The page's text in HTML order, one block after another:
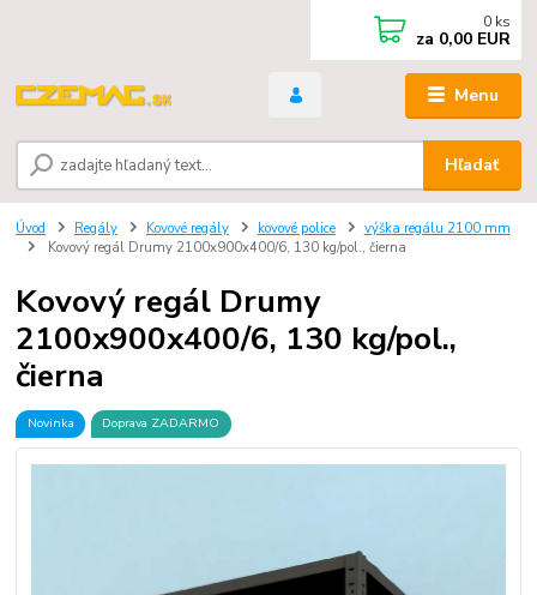
Menu
Hľadať
0 ks
za 0,00 EUR
Úvod Regály Kovové regály kovové police
výška regálu 2100 mm
Kovový regál Drumy 2100x900x400/6, 130 kg/pol., čierna
Kovový regál Drumy
2100x900x400/6, 130 kg/pol.,
čierna
Novinka Doprava ZADARMO